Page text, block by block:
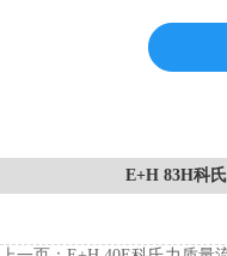
E+H 83H科